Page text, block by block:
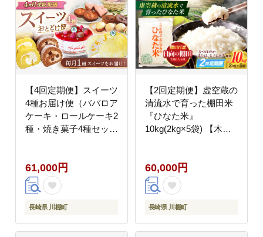
ンジン
【4回定期便】スイーツ
4種お届け便（ババロア
ケーキ・ロールケーキ2
種・焼き菓子4種セッ
ツ 焼き菓子 洋菓子
[OAD024]
61,000円
長崎県 川棚町
【2回定期便】虚空蔵の
清流水で育った棚田米
『ひなた米』
10kg(2kg×5袋) 【木場
60,000円
長崎県 川棚町